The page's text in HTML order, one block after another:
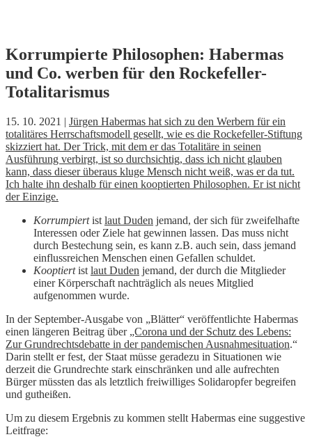
Skip
to
content
Korrumpierte Philosophen: Habermas
und Co. werben für den Rockefeller-
Totalitarismus
15. 10. 2021 | Jürgen Habermas hat sich zu den Werbern für ein
totalitäres Herrschaftsmodell gesellt, wie es die Rockefeller-Stiftung
skizziert hat. Der Trick, mit dem er das Totalitäre in seinen
Ausführung verbirgt, ist so durchsichtig, dass ich nicht glauben
kann, dass dieser überaus kluge Mensch nicht weiß, was er da tut.
Ich halte ihn deshalb für einen kooptierten Philosophen. Er ist nicht
der Einzige.
Korrumpiertist laut Duden jemand, der sich für zweifelhafte
Interessen oder Ziele hat gewinnen lassen. Das muss nicht
durch Bestechung sein, es kann z.B. auch sein, dass jemand
einflussreichen Menschen einen Gefallen schuldet.
Kooptiertist laut Duden jemand, der durch die Mitglieder
einer Körperschaft nachträglich als neues Mitglied
aufgenommen wurde.
In der September-Ausgabe von „Blätter“ veröffentlichte Habermas
einen längeren Beitrag über „Corona und der Schutz des Lebens:
Zur Grundrechtsdebatte in der pandemischen Ausnahmesituation.“
Darin stellt er fest, der Staat müsse geradezu in Situationen wie
derzeit die Grundrechte stark einschränken und alle aufrechten
Bürger müssten das als letztlich freiwilliges Solidaropfer begreifen
und gutheißen.
Um zu diesem Ergebnis zu kommen stellt Habermas eine suggestive
Leitfrage: